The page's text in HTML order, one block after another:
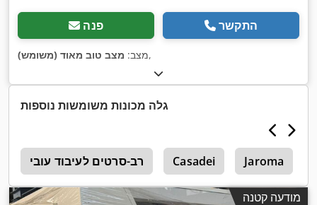
פנה התקשר
מצב: מצב טוב מאוד (משומש) ,
גלה מכונות משומשות נוספות
רב-סרטים לעיבוד עובי Casadei Jaroma
מודעה קטנה